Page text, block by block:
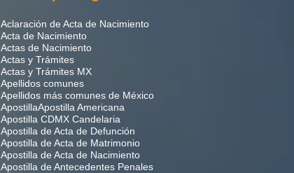
Aclaración de Acta de Nacimiento
Acta de Nacimiento
Actas de Nacimiento
Actas y Trámites
Actas y Trámites MX
Apellidos comunes
Apellidos más comunes de México
ApostillaApostilla Americana
Apostilla CDMX Candelaria
Apostilla de Acta de Defunción
Apostilla de Acta de Matrimonio
Apostilla de Acta de Nacimiento
Apostilla de Antecedentes Penales